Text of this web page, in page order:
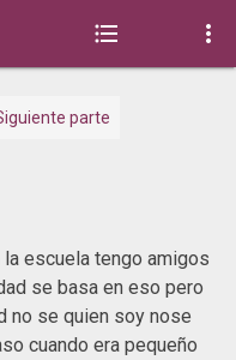
 
parte
escuela tengo amigos
se basa en eso pero
no se quien soy nose
cuando era pequeño